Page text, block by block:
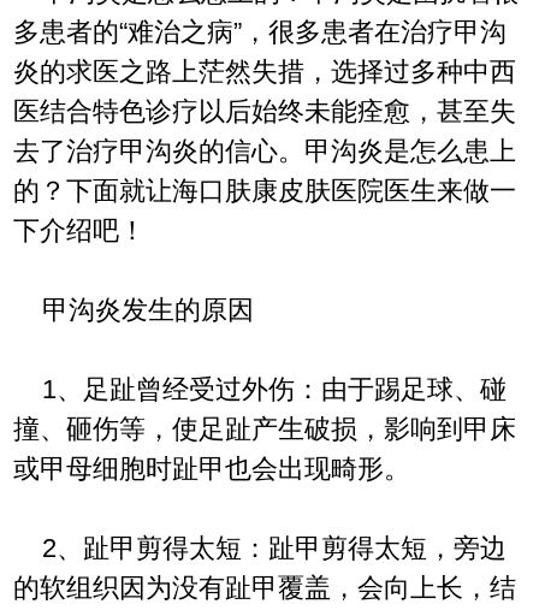
多患者的“难治之病”，很多患者在治疗甲沟
炎的求医之路上茫然失措，选择过多种中西
医结合特色诊疗以后始终未能痊愈，甚至失
去了治疗甲沟炎的信心。甲沟炎是怎么患上
的？下面就让海口肤康皮肤医院医生来做一
下介绍吧！
甲沟炎发生的原因
1、足趾曾经受过外伤：由于踢足球、碰
撞、砸伤等，使足趾产生破损，影响到甲床
或甲母细胞时趾甲也会出现畸形。
2、趾甲剪得太短：趾甲剪得太短，旁边
的软组织因为没有趾甲覆盖，会向上长，结